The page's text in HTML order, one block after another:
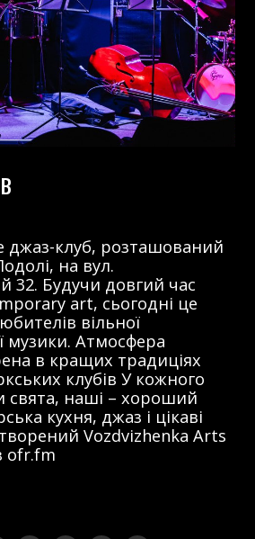
джаз-клуб, розташований
на вул.
32. Будучи довгий час
art, сьогодні це
вільної
музики. Атмосфера
в кращих традиціях
клубів У кожного
свята, наші – хороший
кухня, джаз і цікаві
Vozdvizhenka Arts
ofr.fm